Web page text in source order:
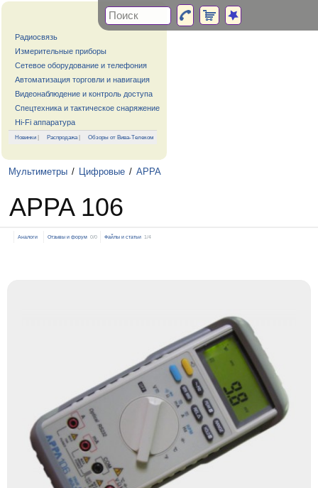
Радиосвязь
Измерительные приборы
Сетевое оборудование и телефония
Автоматизация торговли и навигация
Видеонаблюдение и контроль доступа
Спецтехника и тактическое снаряжение
Hi-Fi аппаратура
Новинки | Распродажа| Обзоры от Вива-Телеком
Мультиметры / Цифровые / APPA
APPA 106
Аналоги Отзывы и форум 0/0 Файлы и статьи 1/4